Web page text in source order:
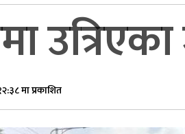
मा प्रकाशित